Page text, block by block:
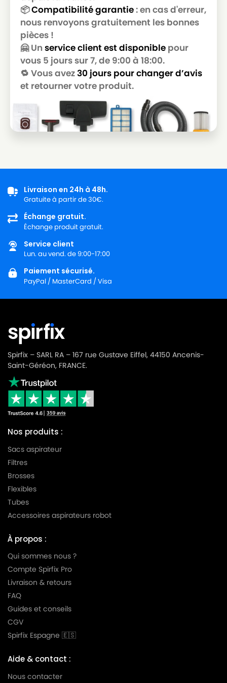
KARCHER
KARCHER NT 360
KARCHER
KARCHER
KARCHER NT 361
KARCHER
KARCHER NT 361 ECO
KARCHER
KARCHER NT 361 ECO BS
KARCHER
KARCHER NT 361 ECO M
KARCHER
KARCHER NT 361 ECO MA
KARCHER
KARCHER NT 361 ECO TEA
KARCHER
KARCHER NT 361 TE
KARCHER
KARCHER XPERT NT 360
📦Compatibilité garantie: en cas d'erreur,
nous renvoyons gratuitement les bonnes
pièces !
🤗 Un service client est disponible pour
vous 5 jours sur 7, de 9:00 à 18:00.
🔁 Vous avez30 jours pour changer d’avis
et retourner votre produit.
Livraison en 24h à 48h.
Gratuite à partir de 30€.
Échange gratuit.
Échange produit gratuit.
Service client
Lun. au vend. de 9:00-17:00
Paiement sécurisé.
PayPal / MasterCard / Visa
Spirfix – SARL RA – 167 rue Gustave Eiffel, 44150 Ancenis-
Saint-Géréon, FRANCE.
Nos produits :
Sacs aspirateur
Filtres
Brosses
Flexibles
Tubes
Accessoires aspirateurs robot
À propos :
Qui sommes nous ?
Compte Spirfix Pro
Livraison & retours
FAQ
Guides et conseils
CGV
Spirfix Espagne 🇪🇸
Aide & contact :
Nous contacter